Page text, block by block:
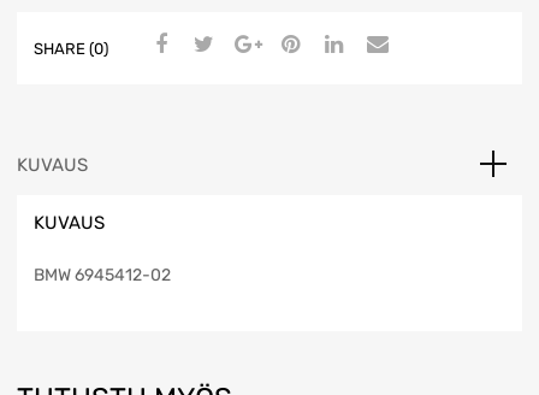
SHARE (0)
KUVAUS
KUVAUS
BMW 6945412-02